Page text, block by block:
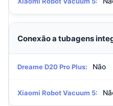
Conexão a tubagens
Dreame D20 Pro Plus: Não
Xiaomi Robot Vacuum 5: